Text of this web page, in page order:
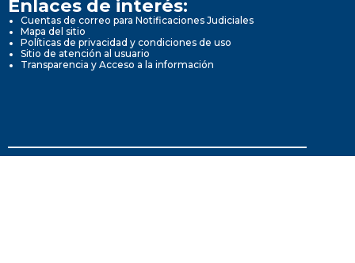
Enlaces de interés:
Cuentas de correo para Notificaciones Judiciales
Mapa del sitio
Políticas de privacidad y condiciones de uso
Sitio de atención al usuario
Transparencia y Acceso a la información